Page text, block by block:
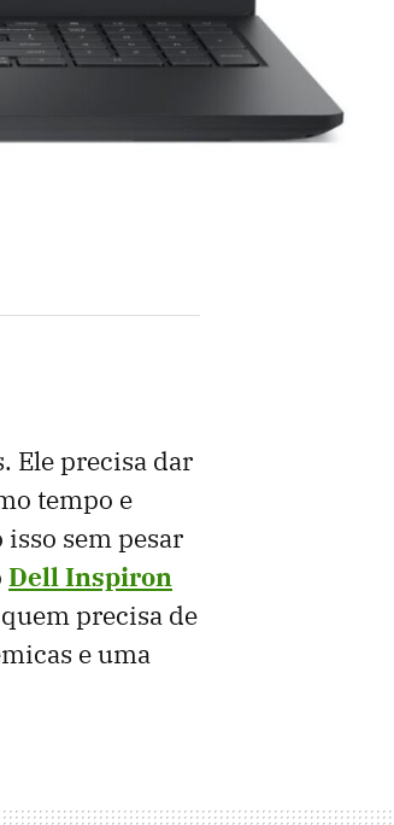
Ele precisa dar
tempo e
sem pesar
Dell Inspiron
precisa de
e uma